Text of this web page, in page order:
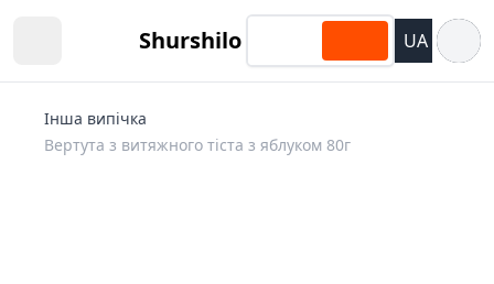
Shurshilo UA
Інша випічка
Вертута з витяжного тіста з яблуком 80г